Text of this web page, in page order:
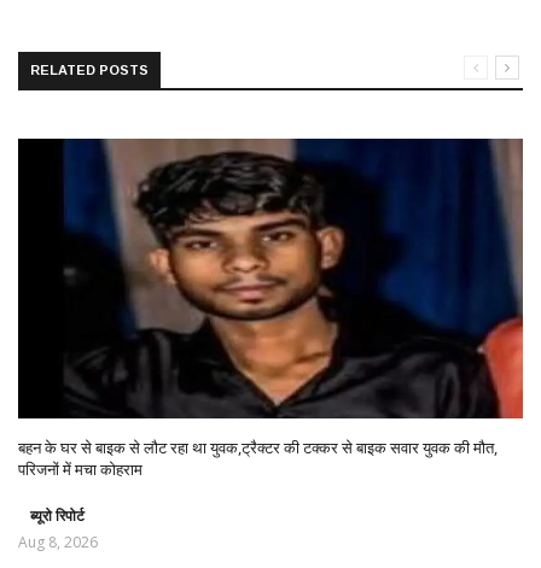
RELATED POSTS
बहन के घर से बाइक से लौट रहा था युवक,ट्रैक्टर की टक्कर से बाइक सवार युवक की मौत,
परिजनों में मचा कोहराम
ब्यूरो रिपोर्ट
Aug 8, 2026